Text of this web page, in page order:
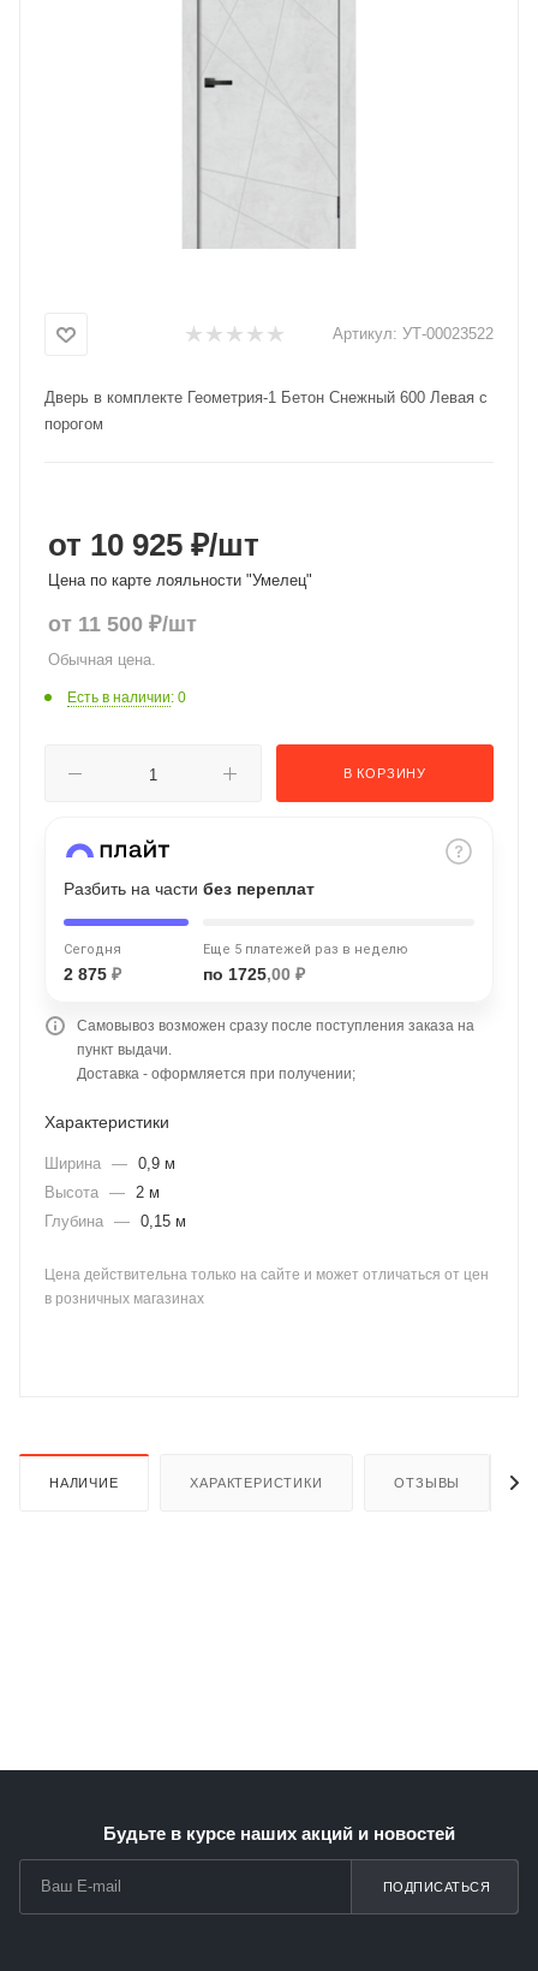
Артикул: УТ-00023522
Дверь в комплекте Геометрия-1 Бетон Снежный 600 Левая с
порогом
от 10 925 ₽/шт
Цена по карте лояльности "Умелец"
от 11 500 ₽/шт
Обычная цена.
Есть в наличии: 0
В КОРЗИНУ
Разбить на части без переплат
Сегодня
2 875 ₽
Еще 5 платежей раз в неделю
по 1725,00 ₽
Самовывоз возможен сразу после поступления заказа на
пункт выдачи.
Доставка - оформляется при получении;
Характеристики
Ширина — 0,9 м
Высота — 2 м
Глубина — 0,15 м
Цена действительна только на сайте и может отличаться от цен
в розничных магазинах
НАЛИЧИЕ ХАРАКТЕРИСТИКИ ОТЗЫВЫ
Будьте в курсе наших акций и новостей
ПОДПИСАТЬСЯ
Получайте товар
списыватьсяс вашей карты
по
Подробнее
об оплате Плайтом
раз в 2
недели
plait.ru